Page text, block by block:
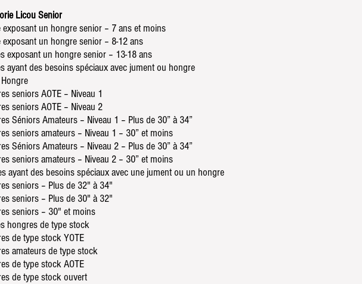
Licou Senior
exposant un hongre senior – 7 ans et moins
exposant un hongre senior – 8-12 ans
exposant un hongre senior – 13-18 ans
ayant des besoins spéciaux avec jument ou hongre
seniors AOTE – Niveau 1
seniors AOTE – Niveau 2
Séniors Amateurs – Niveau 1 – Plus de 30” à 34”
seniors amateurs – Niveau 1 – 30” et moins
Séniors Amateurs – Niveau 2 – Plus de 30” à 34”
seniors amateurs – Niveau 2 – 30” et moins
ayant des besoins spéciaux avec une jument ou un hongre
seniors – Plus de 32" à 34"
seniors – Plus de 30" à 32"
seniors – 30" et moins
hongres de type stock
de type stock YOTE
amateurs de type stock
de type stock AOTE
de type stock ouvert